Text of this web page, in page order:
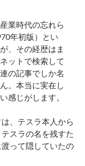
業時代の忘れら
年初版）とい
、その経歴はま
ットで検索して
の記事でしか名
。本当に実在し
感じがします。
、テスラ本人から
スラの名を残すた
って隠していたの